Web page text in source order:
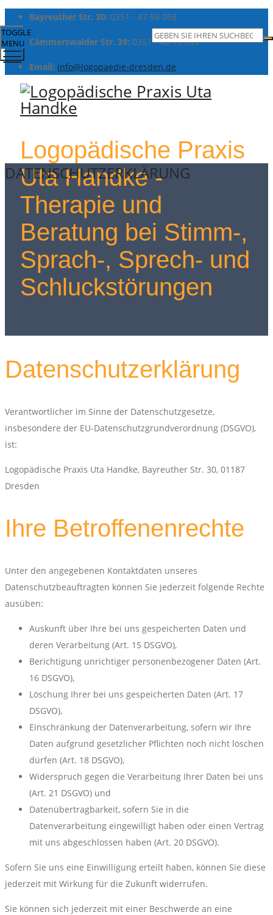
Bayreuther Str. 30: 0351 - 47 58 058
Cämmerswalder Str. 39: 0351 - 40 16 763
Email: info@logopaedie-dresden.de
Logopädische Praxis
Uta Handke -
Therapie und
Beratung bei Stimm-,
Sprach-, Sprech- und
Schluckstörungen
TOGGLE
MENU
DATENSCHUTZERKLÄRUNG
Datenschutzerklärung
Verantwortlicher im Sinne der Datenschutzgesetze,
insbesondere der EU-Datenschutzgrundverordnung (DSGVO),
ist:
Logopädische Praxis Uta Handke, Bayreuther Str. 30, 01187
Dresden
Ihre Betroffenenrechte
Unter den angegebenen Kontaktdaten unseres
Datenschutzbeauftragten können Sie jederzeit folgende Rechte
ausüben:
Auskunft über Ihre bei uns gespeicherten Daten und
deren Verarbeitung (Art. 15 DSGVO),
Berichtigung unrichtiger personenbezogener Daten (Art.
16 DSGVO),
Löschung Ihrer bei uns gespeicherten Daten (Art. 17
DSGVO),
Einschränkung der Datenverarbeitung, sofern wir Ihre
Daten aufgrund gesetzlicher Pflichten noch nicht löschen
dürfen (Art. 18 DSGVO),
Widerspruch gegen die Verarbeitung Ihrer Daten bei uns
(Art. 21 DSGVO) und
Datenübertragbarkeit, sofern Sie in die
Datenverarbeitung eingewilligt haben oder einen Vertrag
mit uns abgeschlossen haben (Art. 20 DSGVO).
Sofern Sie uns eine Einwilligung erteilt haben, können Sie diese
jederzeit mit Wirkung für die Zukunft widerrufen.
Sie können sich jederzeit mit einer Beschwerde an eine